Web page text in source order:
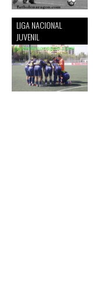
LIGA NACIONAL
JUVENIL